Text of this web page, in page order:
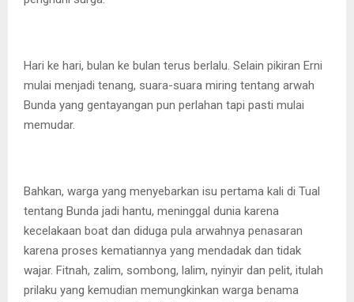
Hari ke hari, bulan ke bulan terus berlalu. Selain pikiran Erni
mulai menjadi tenang, suara-suara miring tentang arwah
Bunda yang gentayangan pun perlahan tapi pasti mulai
memudar.
Bahkan, warga yang menyebarkan isu pertama kali di Tual
tentang Bunda jadi hantu, meninggal dunia karena
kecelakaan boat dan diduga pula arwahnya penasaran
karena proses kematiannya yang mendadak dan tidak
wajar. Fitnah, zalim, sombong, lalim, nyinyir dan pelit, itulah
prilaku yang kemudian memungkinkan warga benama